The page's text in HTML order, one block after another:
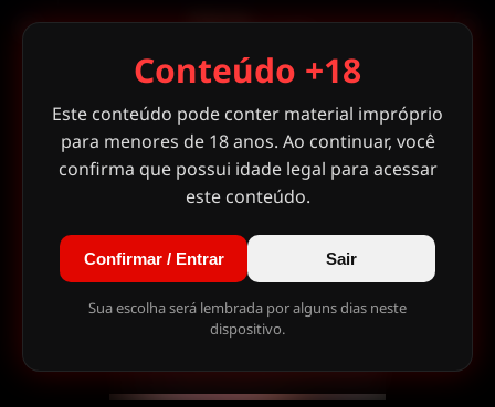
Conteúdo +18
Este conteúdo pode conter material impróprio
para menores de 18 anos. Ao continuar, você
confirma que possui idade legal para acessar
este conteúdo.
Confirmar / Entrar Sair
Sua escolha será lembrada por alguns dias neste
dispositivo.